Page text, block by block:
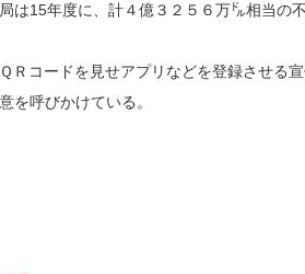
15年度に、計４億３２５６万㌦相当の
Ｒコードを見せアプリなどを登録させる
を呼びかけている。